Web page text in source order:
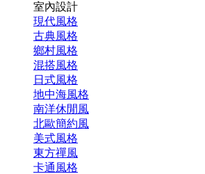
室內設計
現代風格
古典風格
鄉村風格
混搭風格
日式風格
地中海風格
南洋休閒風
北歐簡約風
美式風格
東方禪風
卡通風格